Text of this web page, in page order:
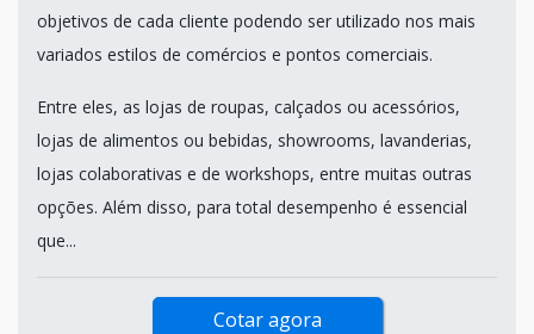
objetivos de cada cliente podendo ser utilizado nos mais
variados estilos de comércios e pontos comerciais.
Entre eles, as lojas de roupas, calçados ou acessórios,
lojas de alimentos ou bebidas, showrooms, lavanderias,
lojas colaborativas e de workshops, entre muitas outras
opções. Além disso, para total desempenho é essencial
que...
Cotar agora